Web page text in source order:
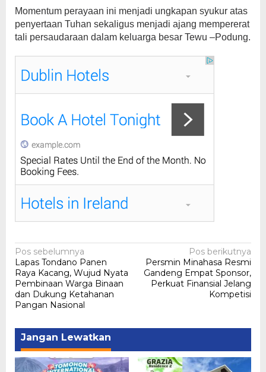
Momentum perayaan ini menjadi ungkapan syukur atas
penyertaan Tuhan sekaligus menjadi ajang mempererat
tali persaudaraan dalam keluarga besar Tewu –Podung.
Navigasi
pos
Pos sebelumnya
Lapas Tondano Panen
Raya Kacang, Wujud Nyata
Pembinaan Warga Binaan
dan Dukung Ketahanan
Pangan Nasional
Pos berikutnya
Persmin Minahasa Resmi
Gandeng Empat Sponsor,
Perkuat Finansial Jelang
Kompetisi
Jangan Lewatkan